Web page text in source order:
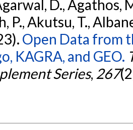
D., Agathos,
P., Akutsu, T.,
Open Data from
KAGRA, and GEO.
Series, 267